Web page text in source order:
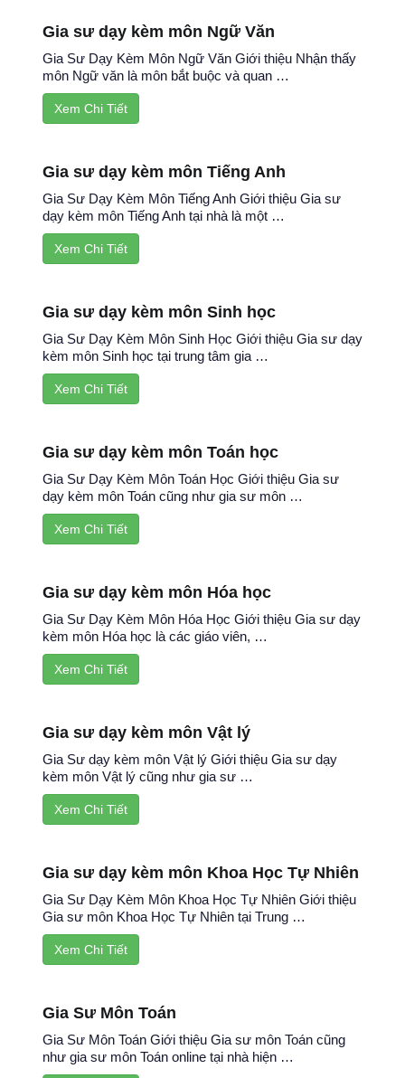
Gia sư dạy kèm môn Ngữ Văn
Gia Sư Dạy Kèm Môn Ngữ Văn Giới thiệu Nhận thấy
môn Ngữ văn là môn bắt buộc và quan …
Xem Chi Tiết
Gia sư dạy kèm môn Tiếng Anh
Gia Sư Dạy Kèm Môn Tiếng Anh Giới thiệu Gia sư
dạy kèm môn Tiếng Anh tại nhà là một …
Xem Chi Tiết
Gia sư dạy kèm môn Sinh học
Gia Sư Dạy Kèm Môn Sinh Học Giới thiệu Gia sư dạy
kèm môn Sinh học tại trung tâm gia …
Xem Chi Tiết
Gia sư dạy kèm môn Toán học
Gia Sư Dạy Kèm Môn Toán Học Giới thiệu Gia sư
dạy kèm môn Toán cũng như gia sư môn …
Xem Chi Tiết
Gia sư dạy kèm môn Hóa học
Gia Sư Dạy Kèm Môn Hóa Học Giới thiệu Gia sư dạy
kèm môn Hóa học là các giáo viên, …
Xem Chi Tiết
Gia sư dạy kèm môn Vật lý
Gia Sư dạy kèm môn Vật lý Giới thiệu Gia sư dạy
kèm môn Vật lý cũng như gia sư …
Xem Chi Tiết
Gia sư dạy kèm môn Khoa Học Tự Nhiên
Gia Sư Dạy Kèm Môn Khoa Học Tự Nhiên Giới thiệu
Gia sư môn Khoa Học Tự Nhiên tại Trung …
Xem Chi Tiết
Gia Sư Môn Toán
Gia Sư Môn Toán Giới thiệu Gia sư môn Toán cũng
như gia sư môn Toán online tại nhà hiện …